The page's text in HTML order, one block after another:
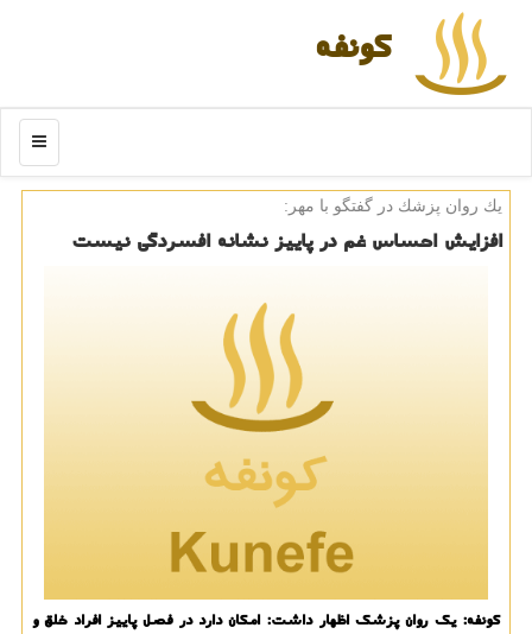
كونفه
منو
یك روان پزشك در گفتگو با مهر:
افزایش احساس غم در پاییز نشانه افسردگی نیست
كونفه: یك روان پزشك اظهار داشت: امكان دارد در فصل پاییز افراد خلق و